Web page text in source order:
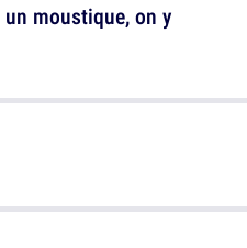
moustique, on y